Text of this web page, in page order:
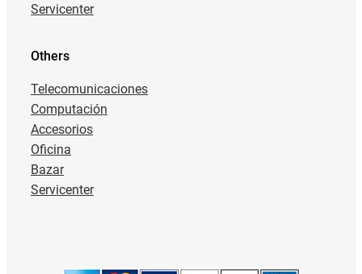
Servicenter
Others
Telecomunicaciones
Computación
Accesorios
Oficina
Bazar
Servicenter